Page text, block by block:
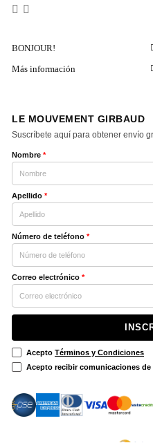
BONJOUR!
Más información
LE MOUVEMENT GIRBAUD
Suscríbete aquí para obtener envío
Nombre *
Apellido *
Número de teléfono *
Correo electrónico *
Acepto Términos y Condiciones
Acepto recibir comunicaciones de